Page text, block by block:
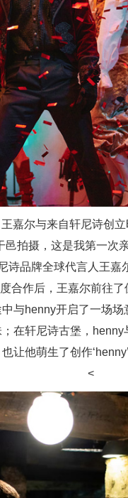
嘉尔与来自轩尼诗创
邑拍摄，这是我第一次
诗品牌全球代言人王嘉
合作后，王嘉尔前往
与henny开启了一场
在轩尼诗古堡，
让他萌生了创作
<